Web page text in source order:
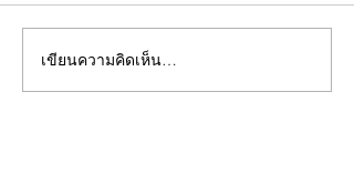
คอลัมน์"จับชีพจรวงการ
พระ"ประจำพุธที่ 29
เขียนความคิดเห็น…